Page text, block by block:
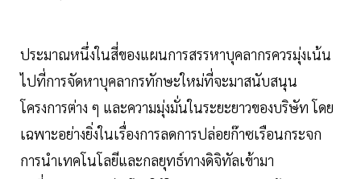
ประมาณหนึ่งในสี่ของแผนการสรรหาบุคลากรควรมุ่งเน้น
ไปที่การจัดหาบุคลากรทักษะใหม่ที่จะมาสนับสนุน
โครงการต่าง ๆ และความมุ่งมั่นในระยะยาวของบริษัท โดย
เฉพาะอย่างยิ่งในเรื่องการลดการปล่อยก๊าซเรือนกระจก
การนำเทคโนโลยีและกลยุทธ์ทางดิจิทัลเข้ามา